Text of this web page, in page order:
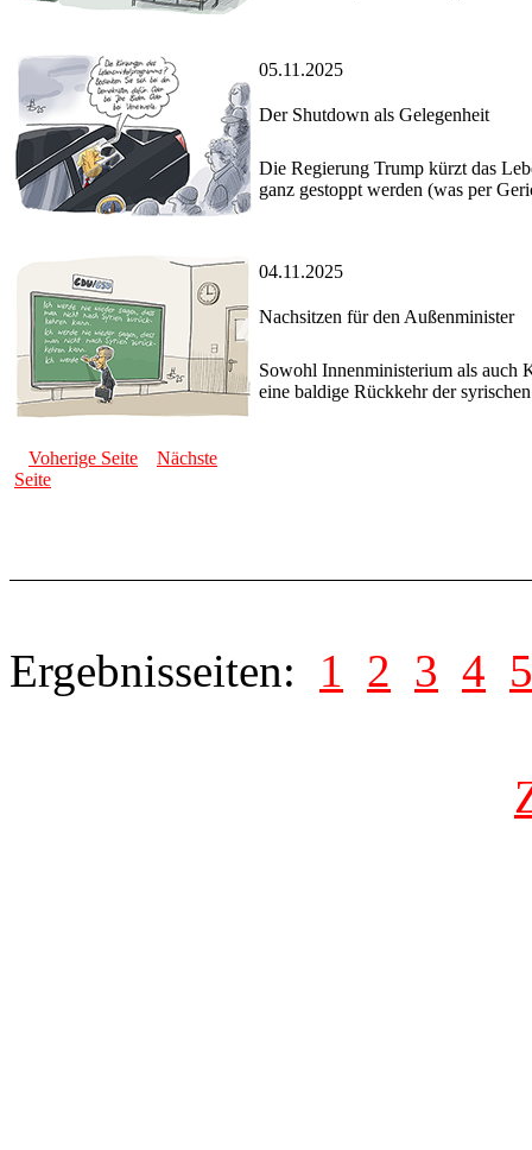
05.11.2025
Der Shutdown als Gelegenheit
Die Regierung Trump kürzt das
ganz gestoppt werden (was per
04.11.2025
Nachsitzen für den Außenminister
Sowohl Innenministerium als auch
eine baldige Rückkehr der
Voherige Seite
Nächste
Seite
Ergebnisseiten: 1 2 3 4 5